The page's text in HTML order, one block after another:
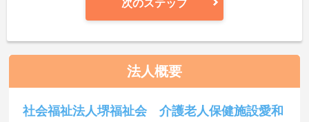
次のステップ
法人概要
社会福祉法人堺福祉会 介護老人保健施設愛和